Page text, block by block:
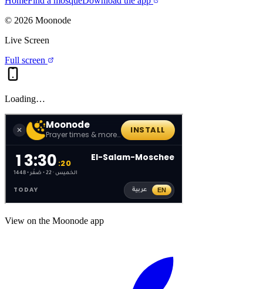
© 2026 Moonode
Live Screen
Full screen
Loading…
View on the Moonode app